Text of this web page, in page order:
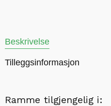
Beskrivelse
Tilleggsinformasjon
Ramme tilgjengelig i: